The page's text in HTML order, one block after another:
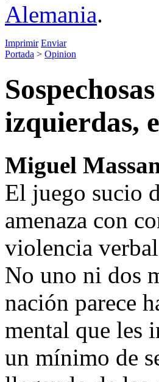
Alemania.
Imprimir Enviar
Portada > Opinion
izquierdas,
Miguel
El juego sucio
amenaza con
violencia
No uno ni dos
nación parece
mental que les
un mínimo de